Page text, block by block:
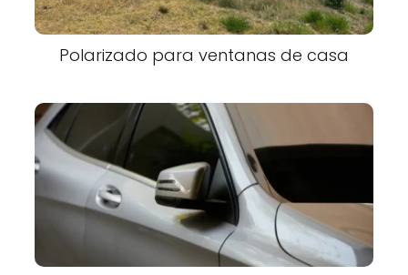
Polarizado para ventanas de casa